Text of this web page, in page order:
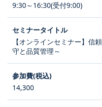
9:30～16:30(受付9:00)
【オンラインセミナー】信
守と品質管理～
14,300